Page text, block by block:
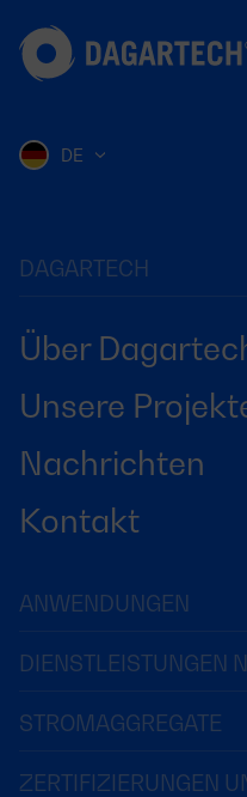
DAGARTECH
Über
Unsere
Nachrichten
Kontakt
DE
ANWENDUNGEN
DIENSTLEISTUNGEN
STROMAGGREGATE
ZERTIFIZIERUNGEN